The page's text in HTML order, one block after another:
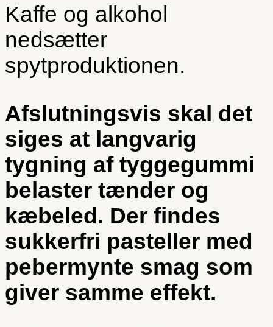
Kaffe og alkohol
nedsætter
spytproduktionen.
Afslutningsvis skal det
siges at langvarig
tygning af tyggegummi
belaster tænder og
kæbeled. Der findes
sukkerfri pasteller med
pebermynte smag som
giver samme effekt.